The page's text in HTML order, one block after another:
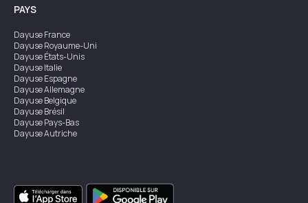
PAYS
DayuseFrance
DayuseRoyaume-Uni
DayuseÉtats-Unis
DayuseItalie
DayuseEspagne
DayuseAllemagne
DayuseBelgique
DayuseBrésil
DayusePays-Bas
DayuseAutriche
DayuseSingapour
DayuseSuède